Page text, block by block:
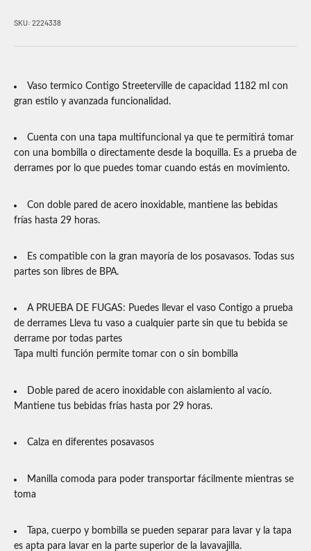
SKU: 2224338
Vaso termico Contigo Streeterville de capacidad 1182 ml con
gran estilo y avanzada funcionalidad.
Cuenta con una tapa multifuncional ya que te permitirá tomar
con una bombilla o directamente desde la boquilla. Es a prueba de
derrames por lo que puedes tomar cuando estás en movimiento.
Con doble pared de acero inoxidable, mantiene las bebidas
frías hasta 29 horas.
Es compatible con la gran mayoría de los posavasos. Todas sus
partes son libres de BPA.
A PRUEBA DE FUGAS: Puedes llevar el vaso Contigo a prueba
de derrames Lleva tu vaso a cualquier parte sin que tu bebida se
derrame por todas partes
Tapa multi función permite tomar con o sin bombilla
Doble pared de acero inoxidable con aislamiento al vacío.
Mantiene tus bebidas frías hasta por 29 horas.
Calza en diferentes posavasos
Manilla comoda para poder transportar fácilmente mientras se
toma
Tapa, cuerpo y bombilla se pueden separar para lavar y la tapa
es apta para lavar en la parte superior de la lavavajilla.